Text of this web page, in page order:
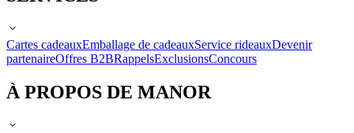
Cartes cadeauxEmballage de cadeauxService rideauxDevenir
partenaireOffres B2BRappelsExclusionsConcours
À PROPOS DE MANOR